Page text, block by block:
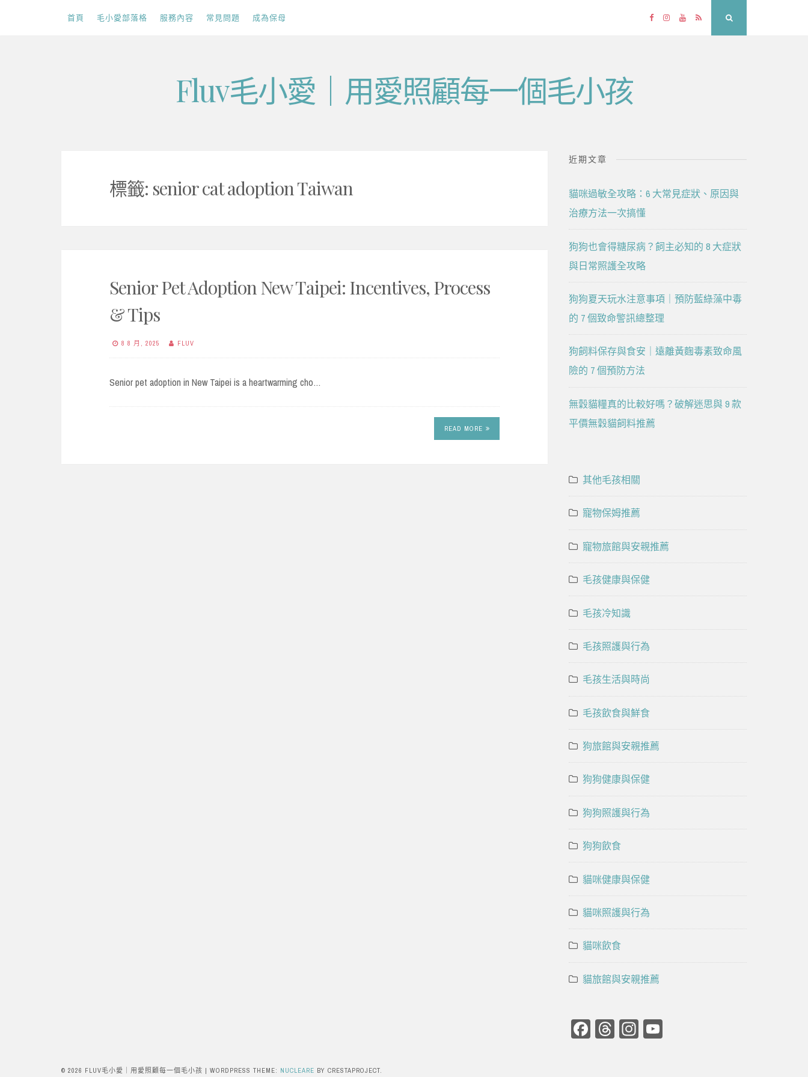
首頁 毛小愛部落格 服務內容 常見問題 成為保母 FacebookInstagram
YouTube
RSS
Fluv毛小愛｜用愛照顧每一個毛小孩
標籤: senior cat adoption Taiwan
Senior Pet Adoption New Taipei: Incentives, Process
& Tips
8 8 月, 2025 FLUV
Senior pet adoption in New Taipei is a heartwarming cho…
READ MORE
近期文章
貓咪過敏全攻略：6 大常見症狀、原因與
治療方法一次搞懂
狗狗也會得糖尿病？飼主必知的 8 大症狀
與日常照護全攻略
狗狗夏天玩水注意事項｜預防藍綠藻中毒
的 7 個致命警訊總整理
狗飼料保存與食安｜遠離黃麴毒素致命風
險的 7 個預防方法
無穀貓糧真的比較好嗎？破解迷思與 9 款
平價無穀貓飼料推薦
其他毛孩相關
寵物保姆推薦
寵物旅館與安親推薦
毛孩健康與保健
毛孩冷知識
毛孩照護與行為
毛孩生活與時尚
毛孩飲食與鮮食
狗旅館與安親推薦
狗狗健康與保健
狗狗照護與行為
狗狗飲食
貓咪健康與保健
貓咪照護與行為
貓咪飲食
貓旅館與安親推薦
Facebook
ThreadsInstagram
YouTube
© 2026 FLUV毛小愛｜用愛照顧每一個毛小孩 | WORDPRESS THEME: NUCLEARE BY CRESTAPROJECT.